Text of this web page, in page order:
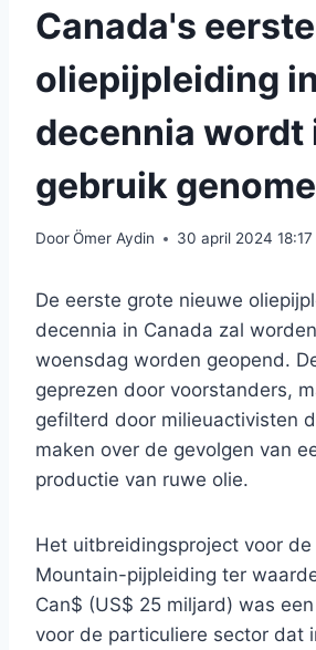
Canada's
oliepijpleiding in
decennia wordt
gebruik
DoorÖmer Aydin 30 april 2024 18:17
De eerste grote nieuwe
decennia in Canada zal
woensdag worden geopend.
geprezen door voorstanders,
gefilterd door milieuactivisten
maken over de gevolgen van
productie van ruwe olie.
Het uitbreidingsproject voor de
Mountain-pijpleiding ter
Can$ (US$ 25 miljard) was
voor de particuliere sector dat